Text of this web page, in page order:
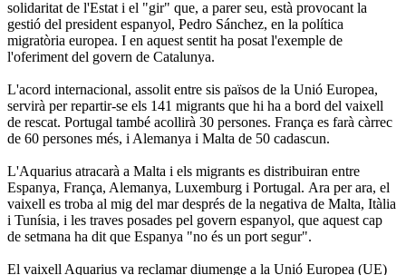
solidaritat de l'Estat i el "gir" que, a parer seu, està provocant la
gestió del president espanyol, Pedro Sánchez, en la política
migratòria europea. I en aquest sentit ha posat l'exemple de
l'oferiment del govern de Catalunya.
L'acord internacional, assolit entre sis països de la Unió Europea,
servirà per repartir-se els 141 migrants que hi ha a bord del vaixell
de rescat. Portugal també acollirà 30 persones. França es farà càrrec
de 60 persones més, i Alemanya i Malta de 50 cadascun.
L'Aquarius atracarà a Malta i els migrants es distribuiran entre
Espanya, França, Alemanya, Luxemburg i Portugal. Ara per ara, el
vaixell es troba al mig del mar després de la negativa de Malta, Itàlia
i Tunísia, i les traves posades pel govern espanyol, que aquest cap
de setmana ha dit que Espanya "no és un port segur".
El vaixell Aquarius va reclamar diumenge a la Unió Europea (UE)